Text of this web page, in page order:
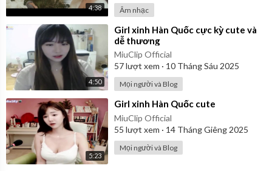
4:38 Âm nhạc
4:50
⁣Girl xinh Hàn Quốc cực kỳ cute và
dễ thương
MiuClip Official
57lượt xem · 10 Tháng Sáu 2025
Mọi người và Blog
5:23
⁣Girl xinh Hàn Quốc cute
MiuClip Official
55 lượt xem · 14 Tháng Giêng 2025
Mọi người và Blog